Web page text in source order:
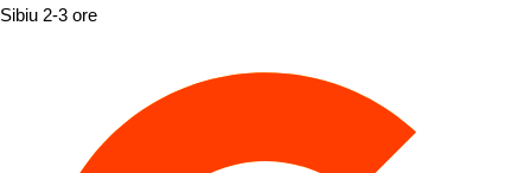
Sibiu 2-3 ore